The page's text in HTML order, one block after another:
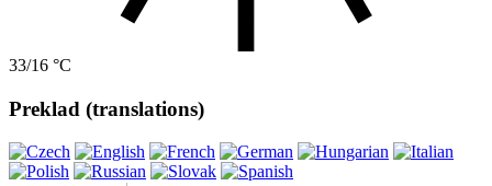
33/16 °C
Preklad (translations)